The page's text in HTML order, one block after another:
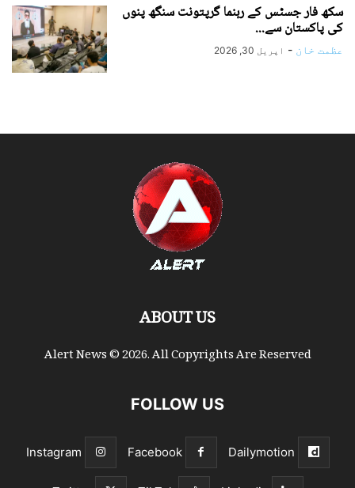
سکھ فار جسٹس کے رہنما گرپتونت سنگھ پنوں
کی پاکستان سے...
عظمت خان - اپریل 30, 2026
ABOUT US
Alert News © 2026. All Copyrights Are Reserved
FOLLOW US
Dailymotion
Facebook
Instagram